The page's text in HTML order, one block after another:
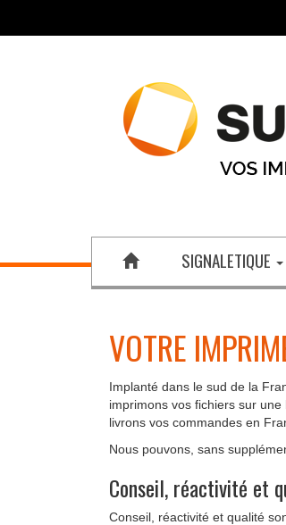
SIGNALETIQUE
VOTRE
Implanté dans le sud de la
imprimons vos fichiers sur
livrons vos commandes en
Nous pouvons, sans
Conseil, réactivité et
Conseil, réactivité et qualité